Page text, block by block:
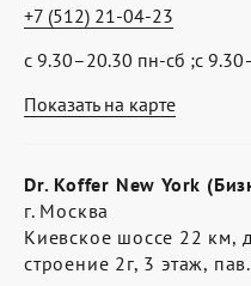
Показать на карте
с 9.30–20.30 пн-сб ;с
+7 (512) 21-04-23
Dr. Koffer New York
г. Москва
Киевское шоссе 22 км,
строение 2г, 3 этаж,